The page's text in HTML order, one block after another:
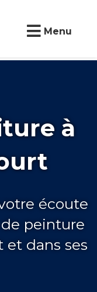
Menu
à
écoute
peinture
dans ses